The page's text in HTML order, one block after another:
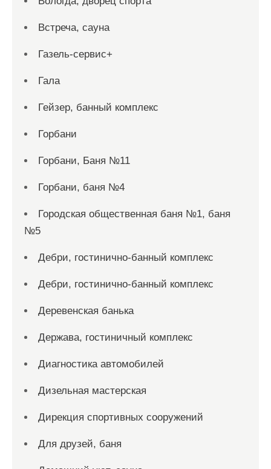
Встреча, сауна
Газель-сервис+
Гала
Гейзер, банный комплекс
Горбани
Горбани, Баня №11
Горбани, баня №4
Городская общественная баня №1, баня
№5
Дебри, гостинично-банный комплекс
Дебри, гостинично-банный комплекс
Деревенская банька
Держава, гостиничный комплекс
Диагностика автомобилей
Дизельная мастерская
Дирекция спортивных сооружений
Для друзей, баня